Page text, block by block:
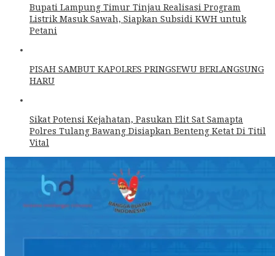
Bupati Lampung Timur Tinjau Realisasi Program
Listrik Masuk Sawah, Siapkan Subsidi KWH untuk
Petani
PISAH SAMBUT KAPOLRES PRINGSEWU BERLANGSUNG
HARU
Sikat Potensi Kejahatan, Pasukan Elit Sat Samapta
Polres Tulang Bawang Disiapkan Benteng Ketat Di Titil
Vital